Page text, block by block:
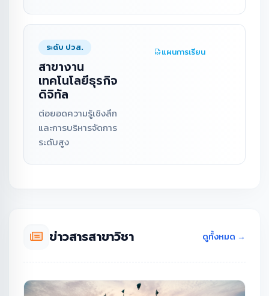
ระดับ ปวส.
สาขางาน
เทคโนโลยีธุรกิจ
ดิจิทัล
ต่อยอดความรู้เชิงลึก
และการบริหารจัดการ
ระดับสูง
แผนการเรียน
ข่าวสารสาขาวิชา ดูทั้งหมด →